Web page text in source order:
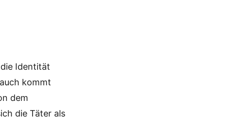
Identität
kommt
dem
die Täter als